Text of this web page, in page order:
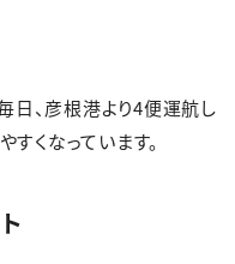
日、彦根港より4便運航し
すくなっています。